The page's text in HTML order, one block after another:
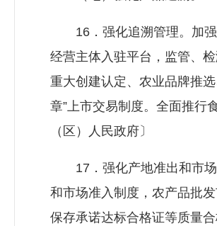
16．强化追溯管理。加强
经营主体入驻平台，监管、
重大创建认定、农业品牌推
章”上市交易制度。全面推行
（区）人民政府〕
17．强化产地准出和市场
和市场准入制度，农产品批
保存承诺达标合格证等质量